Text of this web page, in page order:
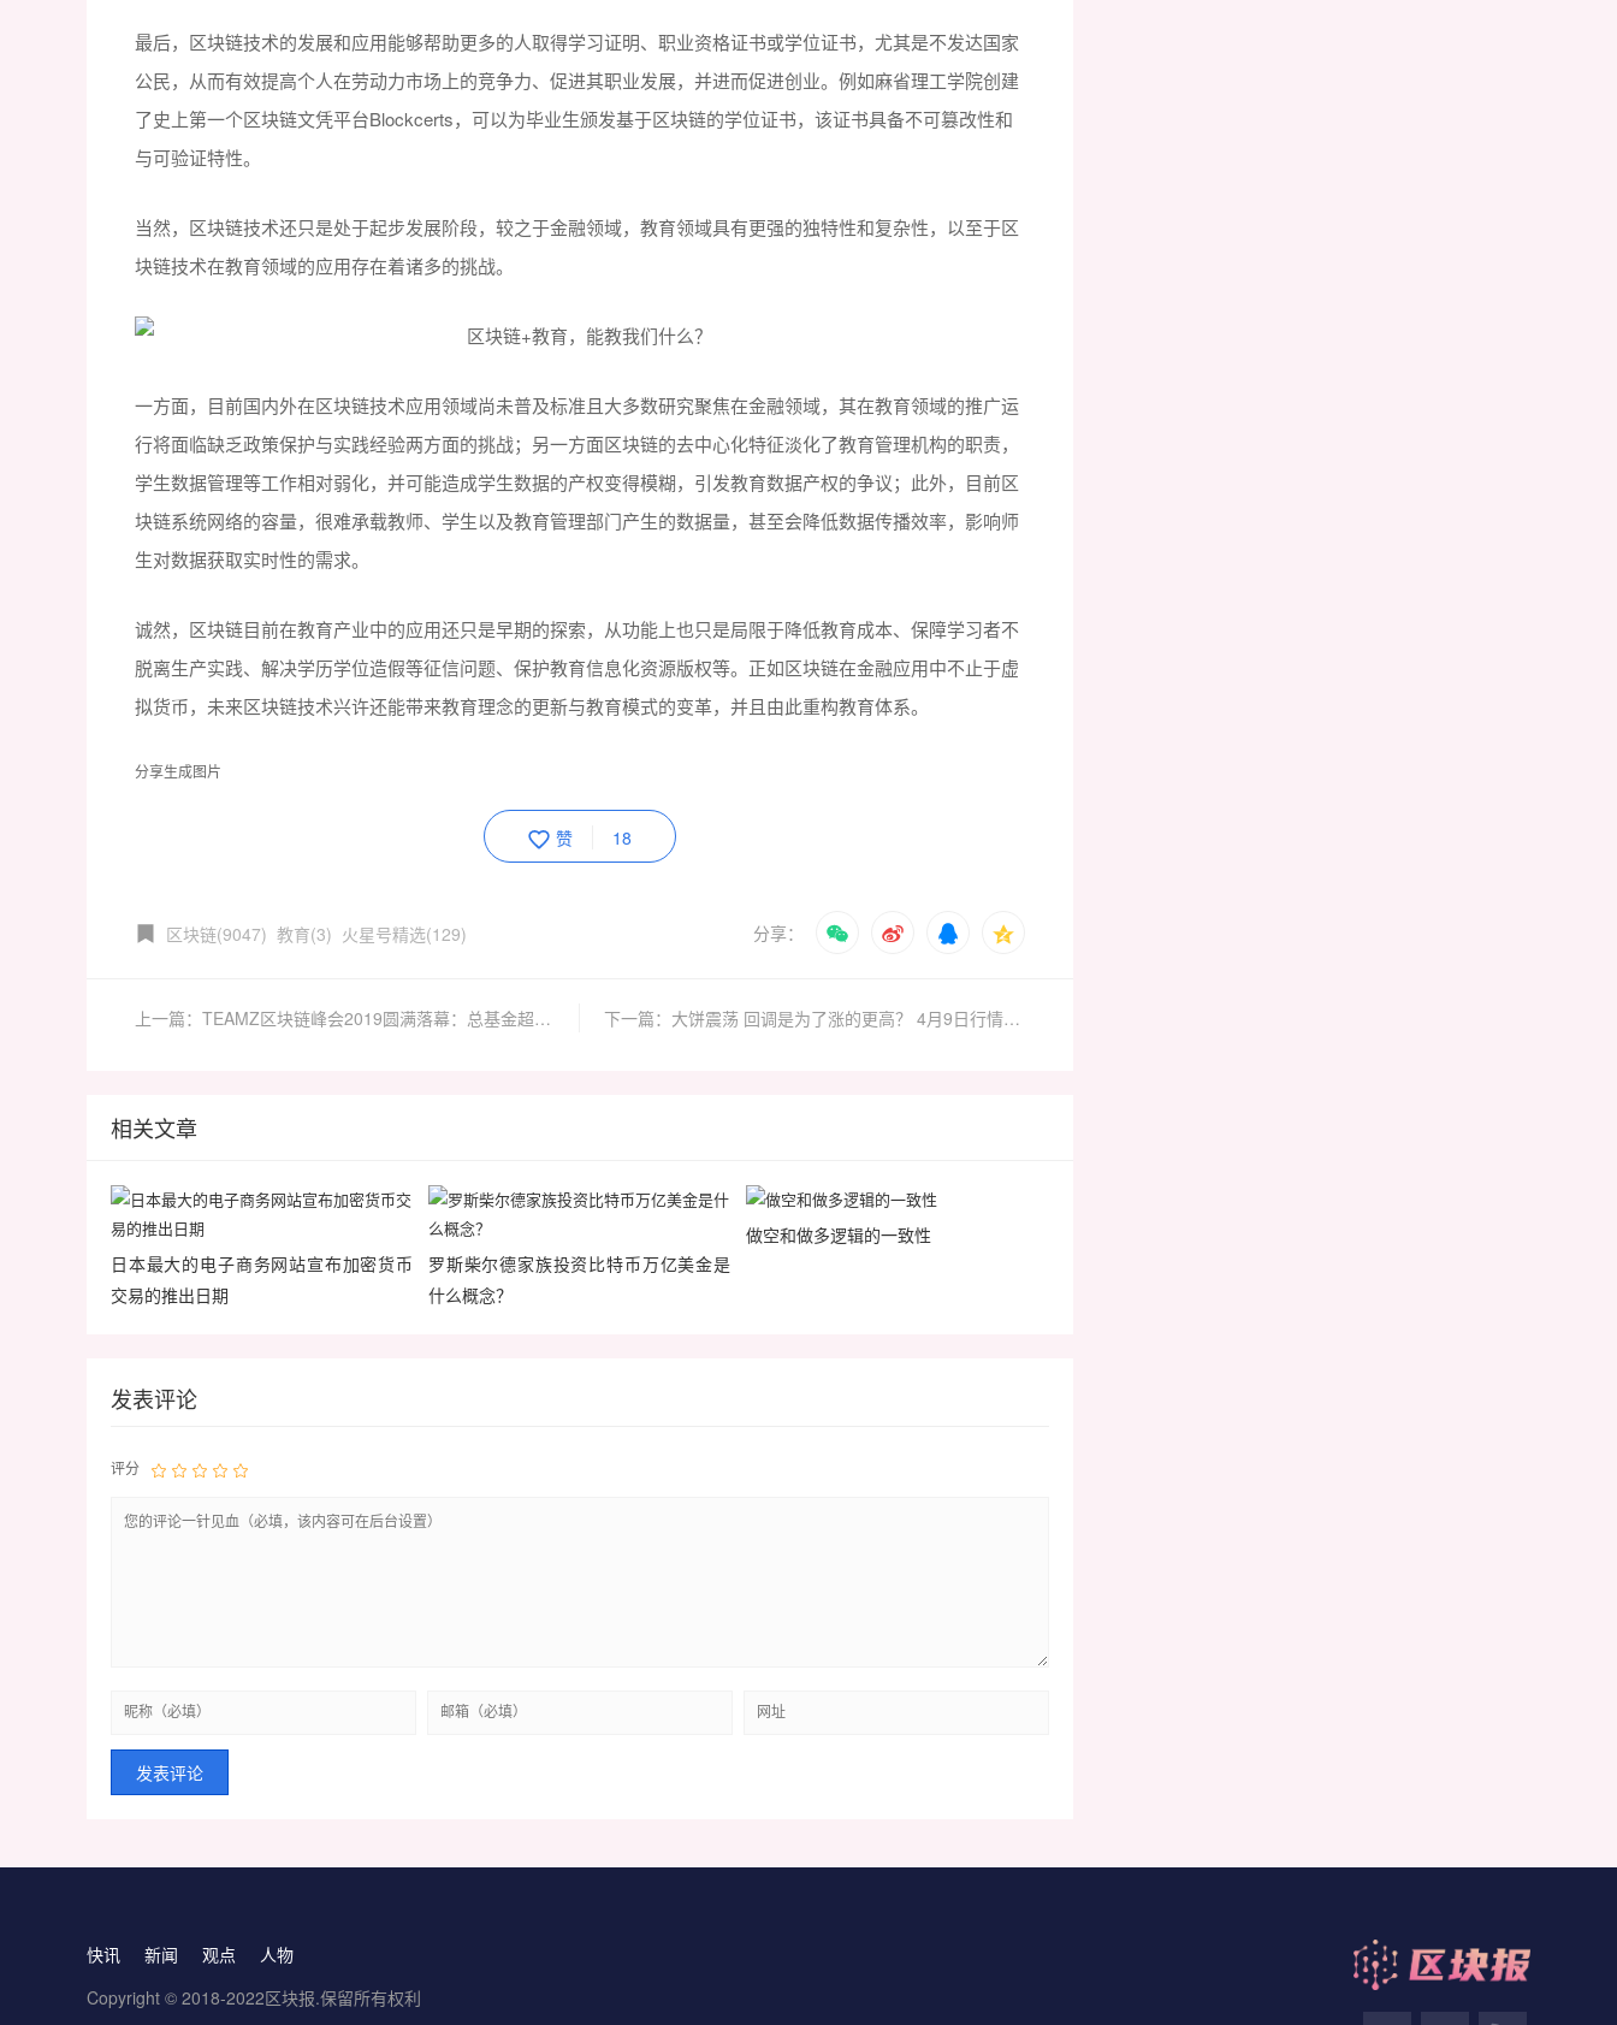
最后，区块链技术的发展和应用能够帮助更多的人取得学习证明、职业资格证书或学位证书，尤其是不发达国家
公民，从而有效提高个人在劳动力市场上的竞争力、促进其职业发展，并进而促进创业。例如麻省理工学院创建
了史上第一个区块链文凭平台Blockcerts，可以为毕业生颁发基于区块链的学位证书，该证书具备不可篡改性和
与可验证特性。
当然，区块链技术还只是处于起步发展阶段，较之于金融领域，教育领域具有更强的独特性和复杂性，以至于区
块链技术在教育领域的应用存在着诸多的挑战。
一方面，目前国内外在区块链技术应用领域尚未普及标准且大多数研究聚焦在金融领域，其在教育领域的推广运
行将面临缺乏政策保护与实践经验两方面的挑战；另一方面区块链的去中心化特征淡化了教育管理机构的职责，
学生数据管理等工作相对弱化，并可能造成学生数据的产权变得模糊，引发教育数据产权的争议；此外，目前区
块链系统网络的容量，很难承载教师、学生以及教育管理部门产生的数据量，甚至会降低数据传播效率，影响师
生对数据获取实时性的需求。
诚然，区块链目前在教育产业中的应用还只是早期的探索，从功能上也只是局限于降低教育成本、保障学习者不
脱离生产实践、解决学历学位造假等征信问题、保护教育信息化资源版权等。正如区块链在金融应用中不止于虚
拟货币，未来区块链技术兴许还能带来教育理念的更新与教育模式的变革，并且由此重构教育体系。
分享生成图片
赞 18
区块链(9047) 教育(3) 火星号精选(129) 分享：
上一篇：TEAMZ区块链峰会2019圆满落幕：总基金超40亿美元 高质区块链科技齐聚 下一篇：大饼震荡 回调是为了涨的更高？ 4月9日行情分析
相关文章
日本最大的电子商务网站宣布加密货币
交易的推出日期
罗斯柴尔德家族投资比特币万亿美金是
什么概念？
做空和做多逻辑的一致性
发表评论
评分
快讯 新闻 观点
人物
Copyright © 2018-2022区块报.保留所有权利